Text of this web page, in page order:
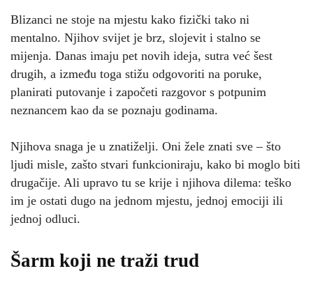
Blizanci ne stoje na mjestu kako fizički tako ni
mentalno. Njihov svijet je brz, slojevit i stalno se
mijenja. Danas imaju pet novih ideja, sutra već šest
drugih, a između toga stižu odgovoriti na poruke,
planirati putovanje i započeti razgovor s potpunim
neznancem kao da se poznaju godinama.
Njihova snaga je u znatiželji. Oni žele znati sve – što
ljudi misle, zašto stvari funkcioniraju, kako bi moglo biti
drugačije. Ali upravo tu se krije i njihova dilema: teško
im je ostati dugo na jednom mjestu, jednoj emociji ili
jednoj odluci.
Šarm koji ne traži trud